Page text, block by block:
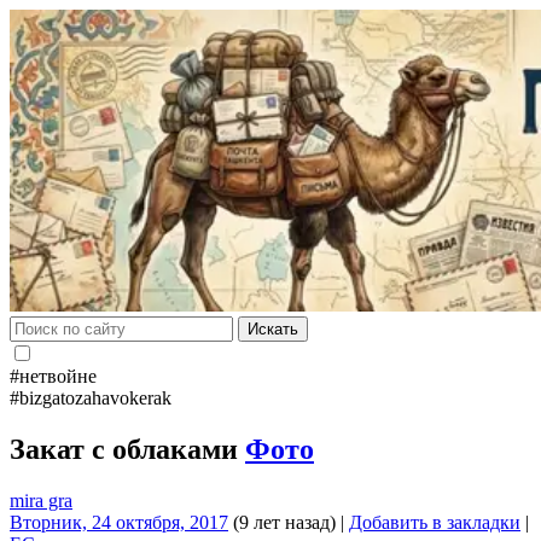
Искать
#нетвойне
#bizgatozahavokerak
Закат с облаками Фото
mira gra
Вторник, 24 октября, 2017 (9 лет назад) | Добавить в закладки |